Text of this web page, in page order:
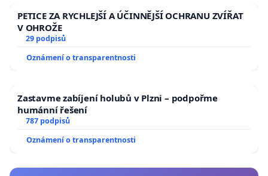
PETICE ZA RYCHLEJŠÍ A ÚČINNĚJŠÍ OCHRANU ZVÍŘAT
V OHROŽE
29 podpisů
Oznámení o transparentnosti
Zastavme zabíjení holubů v Plzni – podpořme
humánní řešení
787 podpisů
Oznámení o transparentnosti